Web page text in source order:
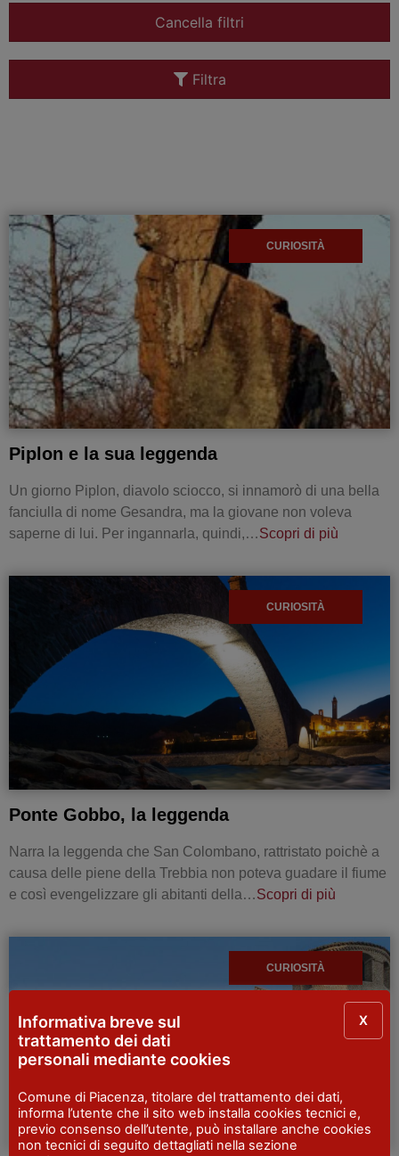
Cancella filtri
Filtra
CURIOSITÀ
Piplon e la sua leggenda
Un giorno Piplon, diavolo sciocco, si innamorò di una bella
fanciulla di nome Gesandra, ma la giovane non voleva
saperne di lui. Per ingannarla, quindi,…Scopri di più
CURIOSITÀ
Ponte Gobbo, la leggenda
Narra la leggenda che San Colombano, rattristato poichè a
causa delle piene della Trebbia non poteva guadare il fiume
e così evengelizzare gli abitanti della…Scopri di più
CURIOSITÀ
Informativa breve sul
trattamento dei dati
personali mediante cookies
Comune di Piacenza, titolare del trattamento dei dati,
informa l’utente che il sito web installa cookies tecnici e,
previo consenso dell’utente, può installare anche cookies
non tecnici di seguito dettagliati nella sezione
X